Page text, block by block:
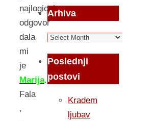
najlogicni
odgovor
dala
mi
je
Marija.
Fala
,
Arhiva
Arhiva
Poslednji
postovi
Kradem
ljubav